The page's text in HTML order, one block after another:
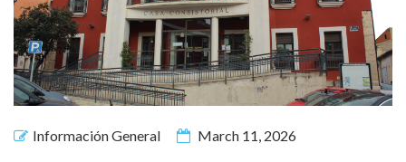
Información General March 11, 2026